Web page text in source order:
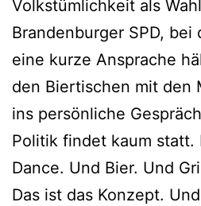
Volkstümlichkeit als
Brandenburger SPD, bei
eine kurze Ansprache
den Biertischen mit den
ins persönliche
Politik findet kaum statt.
Dance. Und Bier. Und
Das ist das Konzept.